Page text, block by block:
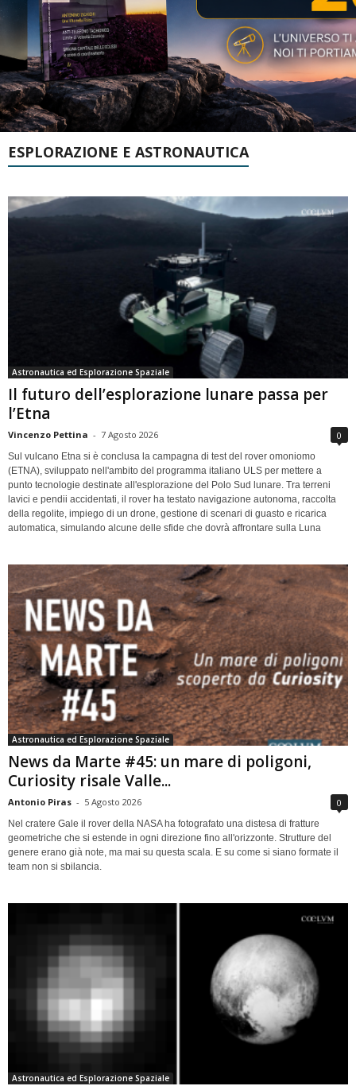
ESPLORAZIONE E ASTRONAUTICA
Astronautica ed Esplorazione Spaziale
Il futuro dell’esplorazione lunare passa per
l’Etna
Vincenzo Pettina - 7 Agosto 2026 0
Sul vulcano Etna si è conclusa la campagna di test del rover omoniomo
(ETNA), sviluppato nell'ambito del programma italiano ULS per mettere a
punto tecnologie destinate all'esplorazione del Polo Sud lunare. Tra terreni
lavici e pendii accidentati, il rover ha testato navigazione autonoma, raccolta
della regolite, impiego di un drone, gestione di scenari di guasto e ricarica
automatica, simulando alcune delle sfide che dovrà affrontare sulla Luna
Astronautica ed Esplorazione Spaziale
News da Marte #45: un mare di poligoni,
Curiosity risale Valle...
Antonio Piras - 5 Agosto 2026 0
Nel cratere Gale il rover della NASA ha fotografato una distesa di fratture
geometriche che si estende in ogni direzione fino all'orizzonte. Strutture del
genere erano già note, ma mai su questa scala. E su come si siano formate il
team non si sbilancia.
Astronautica ed Esplorazione Spaziale